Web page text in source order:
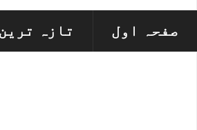
پنجاب میں‌بلدیاتی انتخابات
صفحہ اول تازہ ترین